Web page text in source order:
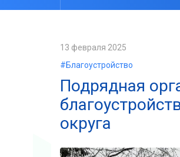
13 февраля 2025
#Благоустройство
Подрядная
округа